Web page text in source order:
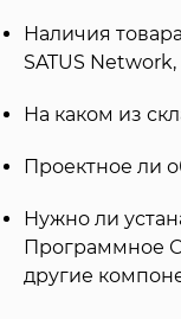
Наличия
SATUS
На каком из
Проектное ли
Нужно ли
Программное
другие